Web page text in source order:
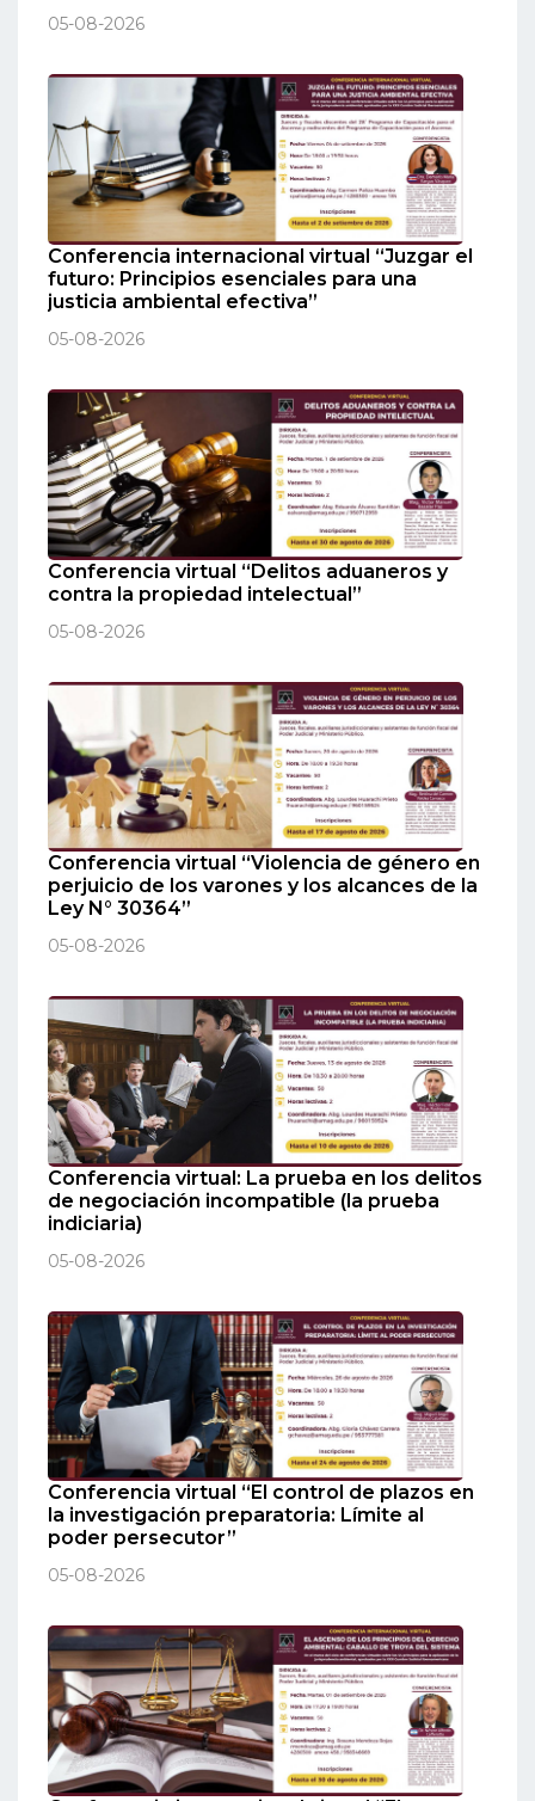
05-08-2026
Conferencia internacional virtual “Juzgar el
futuro: Principios esenciales para una
justicia ambiental efectiva”
05-08-2026
Conferencia virtual “Delitos aduaneros y
contra la propiedad intelectual”
05-08-2026
Conferencia virtual “Violencia de género en
perjuicio de los varones y los alcances de la
Ley N° 30364”
05-08-2026
Conferencia virtual: La prueba en los delitos
de negociación incompatible (la prueba
indiciaria)
05-08-2026
Conferencia virtual “El control de plazos en
la investigación preparatoria: Límite al
poder persecutor”
05-08-2026